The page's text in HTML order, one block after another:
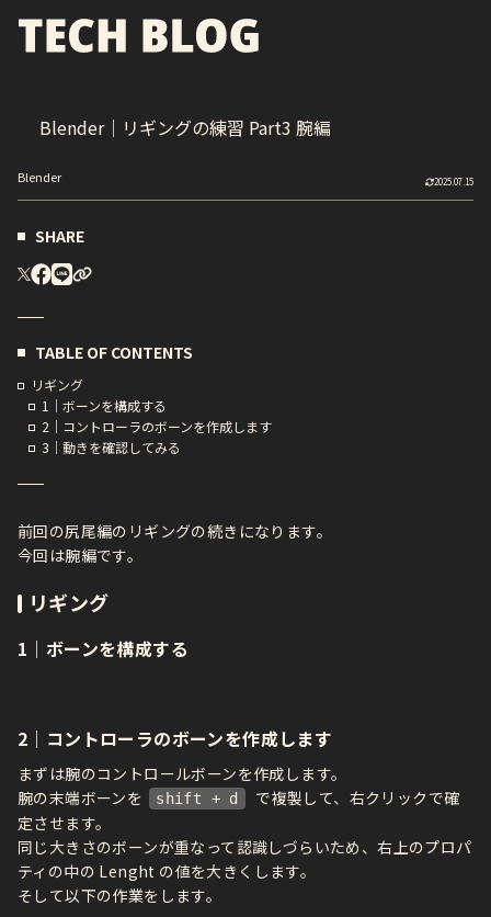
Blender｜リギングの練習 Part3 腕編
Blender 2025.07.15
SHARE
TABLE OF CONTENTS
リギング
1｜ボーンを構成する
2｜コントローラのボーンを作成します
3｜動きを確認してみる
前回の尻尾編のリギングの続きになります。
今回は腕編です。
リギング
1｜ボーンを構成する
2｜コントローラのボーンを作成します
まずは腕のコントロールボーンを作成します。
腕の末端ボーンを
shift + d
で複製して、右クリックで確
定させます。
同じ大きさのボーンが重なって認識しづらいため、右上のプロパ
ティの中の Lenght の値を大きくします。
そして以下の作業をします。